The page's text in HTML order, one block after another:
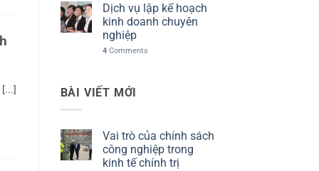
Dịch vụ lập kế hoạch
kinh doanh chuyên
nghiệp
4Comments
BÀI VIẾT MỚI
Vai trò của chính sách
công nghiệp trong
kinh tế chính trị